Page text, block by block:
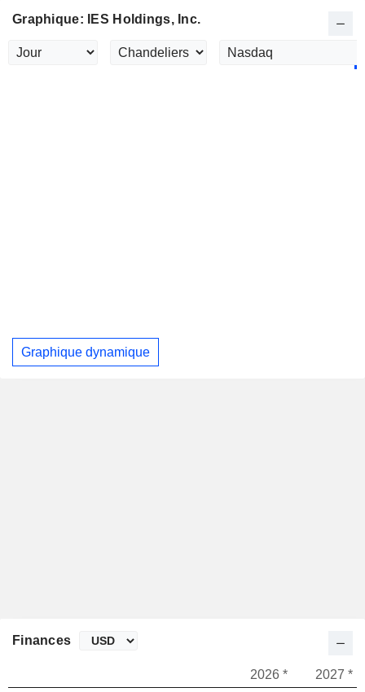
Graphique: IES Holdings, Inc.
Graphique dynamique
Finances
2026 *
2027 *